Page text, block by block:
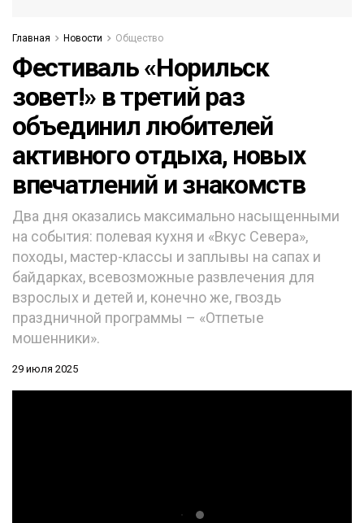
Главная Новости Общество
Фестиваль «Норильск
зовет!» в третий раз
объединил любителей
активного отдыха, новых
впечатлений и знакомств
Два дня оказались максимально насыщенными
на события: полевая кухня и «Вкус Севера»,
походы, мастер-классы и заплывы на сапах и
байдарках, всевозможные развлечения для
взрослых и детей и, конечно же, гвоздь
праздничной программы – «Отпетые
мошенники».
29 июля 2025